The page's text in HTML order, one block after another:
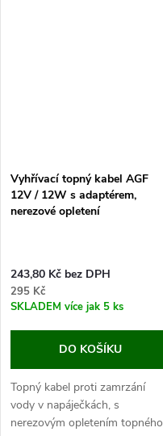
Vyhřívací topný kabel AGF
12V / 12W s adaptérem,
nerezové opletení
243,80 Kč bez DPH
295 Kč
SKLADEM více jak 5 ks
DO KOŠÍKU
Topný kabel proti zamrzání
vody v napáječkách, s
nerezovým opletením topného